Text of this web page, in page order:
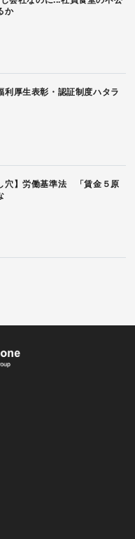
か
利厚生表彰・認証制度ハタラ
穴】労働基準法 「賃金５原